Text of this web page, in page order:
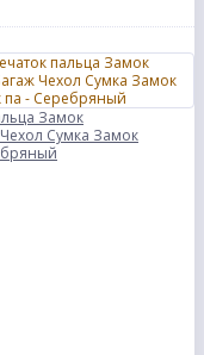
Замок
Сумка Замок